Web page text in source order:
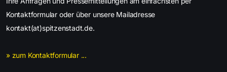
Kontaktformular oder über unsere Mailadresse
kontakt(at)spitzenstadt.de.
» zum Kontaktformular ...